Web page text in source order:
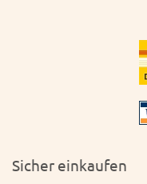
Sicher einkaufen